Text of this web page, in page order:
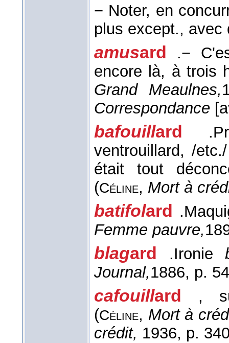
− Noter, en
plus except., avec
amusard .−
encore là, à trois
Grand Meaulnes,
Correspondance
bafouillard .
ventrouillard, /
était tout
(Céline, Mort à
batifolard .
Femme pauvre,
blagard .Ironie
Journal,1886, p.
cafouillard
,
(Céline, Mort à
crédit, 1936, p.